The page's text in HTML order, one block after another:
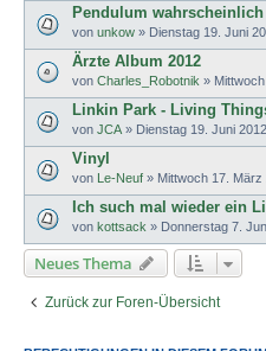
Pendulum
von unkow » Dienstag 19. Juni
Ärzte Album 2012
von Charles_Robotnik »
Linkin Park - Living
von JCA » Dienstag 19. Juni
Vinyl
von Le-Neuf » Mittwoch 17. März
Ich such mal wieder ein
von kottsack » Donnerstag 7.
Neues Thema
Zurück zur Foren-Übersicht